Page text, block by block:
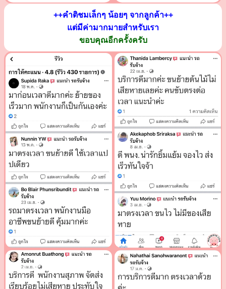
++คำติชมเล็กๆ น้อยๆ จากลูกค้า++
แต่มีค่ามากมายสำหรับเรา
ขอบคุณอีกครั้งครับ